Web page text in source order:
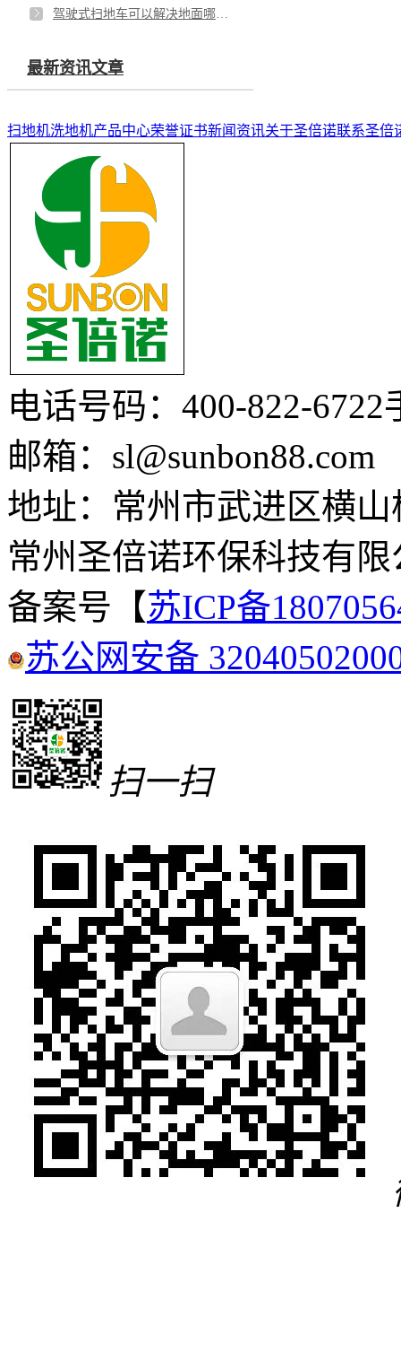
最新资讯文章
扫地机洗地机产品中心荣誉证书新闻资讯关于圣倍诺联系圣倍
电话号码：400-822-6722
邮箱：sl@sunbon88.com
地址：常州市武进区横
常州圣倍诺环保科技有限
备案号【苏ICP备
苏公网安备
扫一扫